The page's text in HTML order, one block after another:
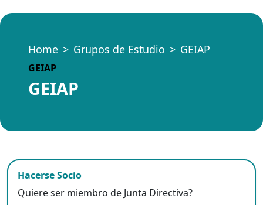
Home Grupos de Estudio GEIAP
GEIAP
GEIAP
Hacerse Socio
Quiere ser miembro de Junta Directiva?